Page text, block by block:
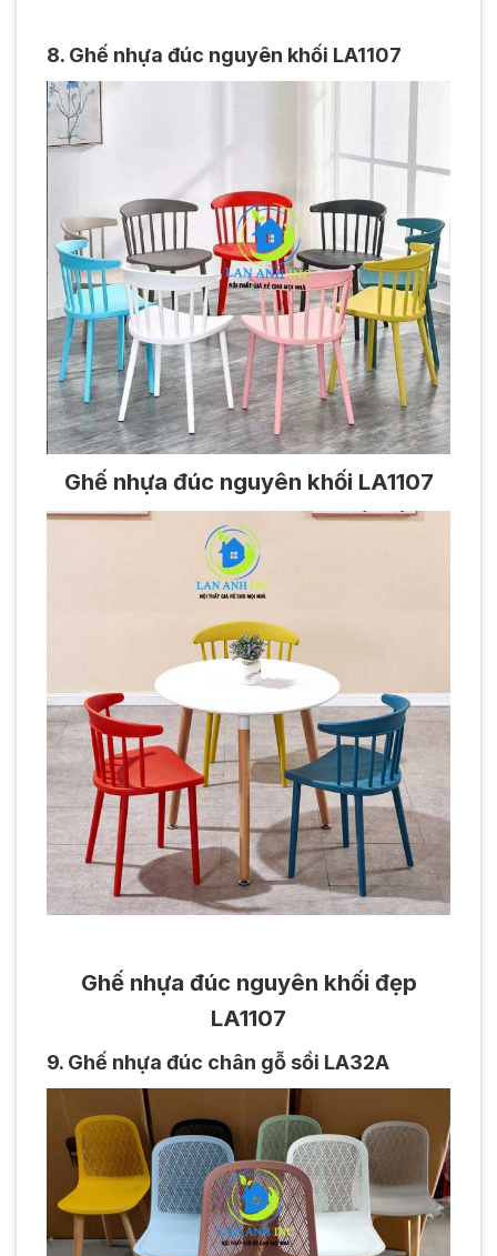
8. Ghế nhựa đúc nguyên khối LA1107
Ghế nhựa đúc nguyên khối LA1107
Ghế nhựa đúc nguyên khối đẹp
LA1107
9. Ghế nhựa đúc chân gỗ sồi LA32A